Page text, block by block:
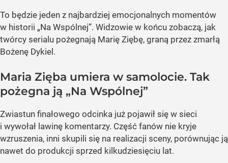
To będzie jeden z najbardziej emocjonalnych momentów
w historii „Na Wspólnej”. Widzowie w końcu zobaczą, jak
twórcy serialu pożegnają Marię Ziębę, graną przez zmarłą
Bożenę Dykiel.
Maria Zięba umiera w samolocie. Tak
pożegna ją „Na Wspólnej”
Zwiastun finałowego odcinka już pojawił się w sieci
i wywołał lawinę komentarzy. Część fanów nie kryje
wzruszenia, inni skupili się na realizacji sceny, porównując ją
nawet do produkcji sprzed kilkudziesięciu lat.